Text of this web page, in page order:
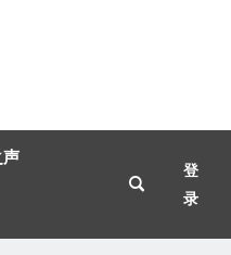
声
登
录